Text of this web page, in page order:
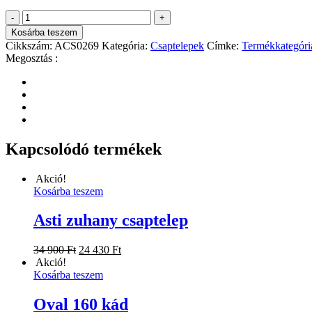
-
Mamba
magas
mosdó
csaptelep
mennyiség
+
Kosárba teszem
Cikkszám: ACS0269 Kategória: Csaptelepek Címke:
Megosztás :
Kapcsolódó termékek
Akció!
Kosárba teszem
Asti zuhany csaptelep
34 900Ft Original
was:
900 Ft.
24 430 FtCurrent
430 Ft.
Akció!
Kosárba teszem
Oval 160 kád